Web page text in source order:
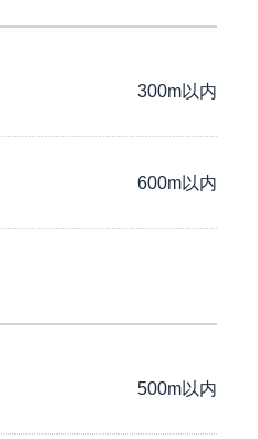
300m以内
600m以内
500m以内